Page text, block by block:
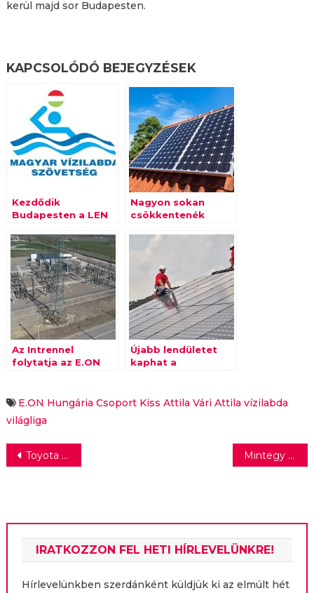
kerül majd sor Budapesten.
KAPCSOLÓDÓ BEJEGYZÉSEK
Kezdődik
Budapesten a LEN
rendezvénysorozat
Nagyon sokan
csökkentenék
energiaköltségeiket
Az Intrennel
folytatja az E.ON
Újabb lendületet
kaphat a
piac
E.ON Hungária Csoport Kiss Attila Vári Attila vízilabda
világliga
Bejegyzés
Toyota Corolla Cross: az élet apró örömeinek értékelésére buzdító kampánnyal debütál Amerikában az új modell Mintegy 38 millió forintból vásárolhat elektromos ágyakat a Semmelweis Egyetem Alapítvány a Lidl jóvoltából
IRATKOZZON FEL HETI HÍRLEVELÜNKRE!
Hírlevelünkben szerdánként küldjük ki az elmúlt hét